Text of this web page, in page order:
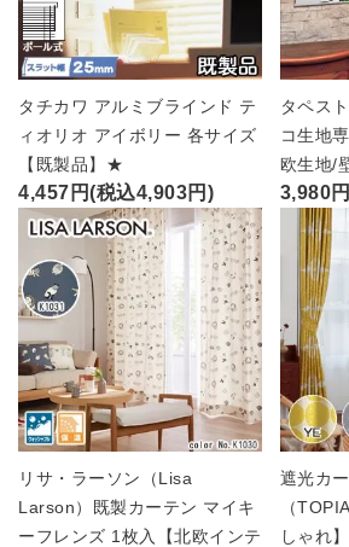
タチカワ アルミブラインド テ
ィオリオ アイボリー 各サイズ
【既製品】★
4,457円(税込4,903円)
タペス
コ生地
欧生地/
3,980
リサ・ラーソン（Lisa
Larson）既製カーテン マイキ
ーフレンズ 1枚入【北欧インテ
遮光カ
（
しゃれ